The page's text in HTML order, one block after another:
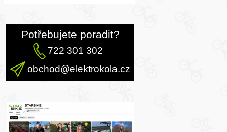
Potřebujete poradit?
722 301 302
obchod@elektrokola.cz